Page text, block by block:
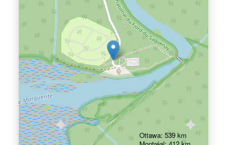
Ottawa: 539 km